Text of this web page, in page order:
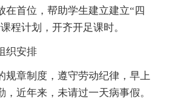
在首位，帮助学生建立建立“四
程计划，开齐开足课时。
织安排
规章制度，遵守劳动纪律，早上
，近年来，未请过一天病事假。